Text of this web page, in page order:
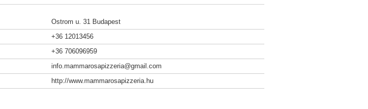
Ostrom u. 31 Budapest
+36 12013456
+36 706096959
info.mammarosapizzeria@gmail.com
http://www.mammarosapizzeria.hu